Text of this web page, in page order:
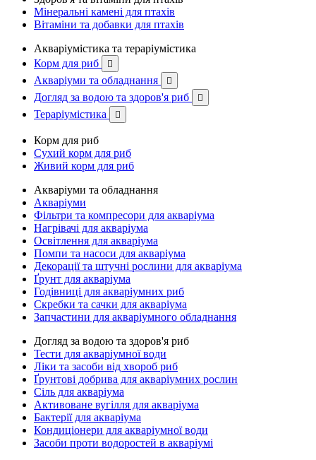
Мінеральні камені для птахів
Вітаміни та добавки для птахів
Акваріумістика та тераріумістика
Корм для риб

Акваріуми та обладнання 
Догляд за водою та здоров'я риб 
Тераріумістика 
Корм для риб
Сухий корм для риб
Живий корм для риб
Акваріуми та обладнання
Акваріуми
Фільтри та компресори для акваріума
Нагрівачі для акваріума
Освітлення для акваріума
Помпи та насоси для акваріума
Декорації та штучні рослини для акваріума
Ґрунт для акваріума
Годівниці для акваріумних риб
Скребки та сачки для акваріума
Запчастини для акваріумного обладнання
Догляд за водою та здоров'я риб
Тести для акваріумної води
Ліки та засоби від хвороб риб
Ґрунтові добрива для акваріумних рослин
Сіль для акваріума
Активоване вугілля для акваріума
Бактерії для акваріума
Кондиціонери для акваріумної води
Засоби проти водоростей в акваріумі